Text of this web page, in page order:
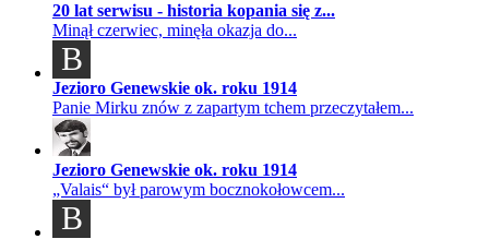
20 lat serwisu - historia kopania się z...
Minął czerwiec, minęła okazja do...
B
Jezioro Genewskie ok. roku 1914
Panie Mirku znów z zapartym tchem przeczytałem...
Jezioro Genewskie ok. roku 1914
„Valais“ był parowym bocznokołowcem...
B